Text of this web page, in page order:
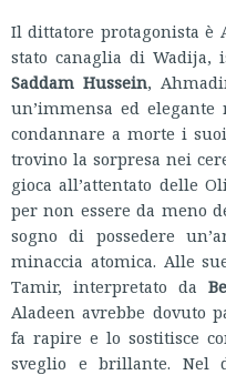
Il dittatore protagonista è
stato canaglia di Wadija,
Saddam Hussein,
un’immensa ed
condannare a morte i
trovino la sorpresa nei
gioca all’attentato delle
per non essere da meno
sogno di possedere
minaccia atomica. Alle
Tamir, interpretato da
Aladeen avrebbe dovuto
fa rapire e lo sostitisce
sveglio e brillante. Nel